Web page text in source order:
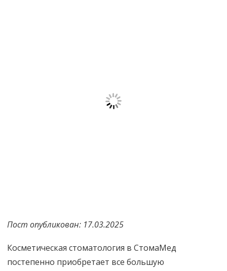
Пост опубликован: 17.03.2025
Косметическая стоматология в СтомаМед
постепенно приобретает все большую